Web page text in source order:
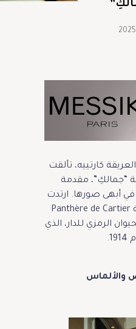
كارتييه، تألقت
“جمالكِ”، مقدمة
أبهى صورها. ارتدت
رزان طقمين فاخرين من مجموعة Panthère de Cartier
الرمزي للدار، الذي
والألماس